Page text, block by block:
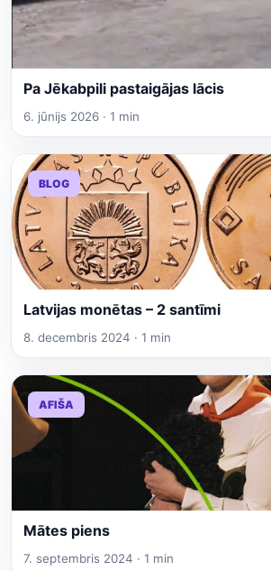
Pa Jēkabpili pastaigājas lācis
6. jūnijs 2026 · 1 min
BLOG
Latvijas monētas – 2 santīmi
8. decembris 2024 · 1 min
AFIŠA
Mātes piens
7. septembris 2024 · 1 min